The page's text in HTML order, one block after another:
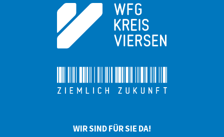
WIR SIND FÜR SIE DA!